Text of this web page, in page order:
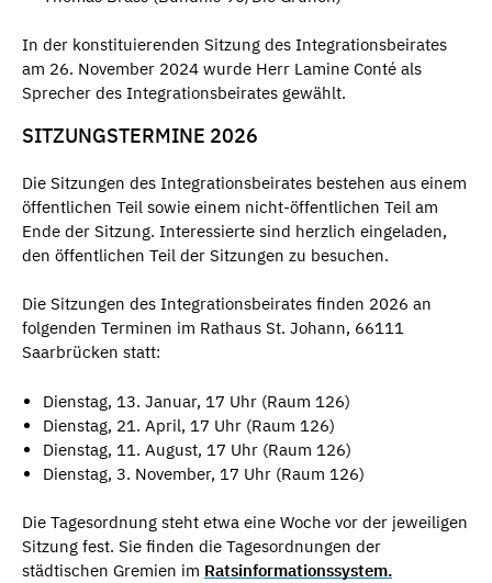
In der konstituierenden Sitzung des Integrationsbeirates
am 26. November 2024 wurde Herr Lamine Conté als
Sprecher des Integrationsbeirates gewählt.
SITZUNGSTERMINE 2026
Die Sitzungen des Integrationsbeirates bestehen aus einem
öffentlichen Teil sowie einem nicht-öffentlichen Teil am
Ende der Sitzung. Interessierte sind herzlich eingeladen,
den öffentlichen Teil der Sitzungen zu besuchen.
Die Sitzungen des Integrationsbeirates finden 2026 an
folgenden Terminen im Rathaus St. Johann, 66111
Saarbrücken statt:
Dienstag, 13. Januar, 17 Uhr (Raum 126)
Dienstag, 21. April, 17 Uhr (Raum 126)
Dienstag, 11. August, 17 Uhr (Raum 126)
Dienstag, 3. November, 17 Uhr (Raum 126)
Die Tagesordnung steht etwa eine Woche vor der jeweiligen
Sitzung fest. Sie finden die Tagesordnungen der
städtischen Gremien im Ratsinformationssystem.